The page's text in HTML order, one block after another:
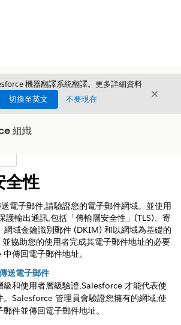
機器翻譯系統翻譯。更多詳細資料
切換至英文 不要現在 結束
組織
全性
電子郵件,請驗證您的電子郵件網域。並使用
護輸出通訊,包括「傳輸層安全性」(TLS)、寄
網域金鑰識別郵件 (DKIM) 和以網域為基礎的
協助您的使用者完成其電子郵件地址的必要
傳回電子郵件地址。
送電子郵件
級和使用者層級驗證,Salesforce 才能代表使
。Salesforce 管理員會驗證您擁有的網域,使
件並傳回電子郵件地址。